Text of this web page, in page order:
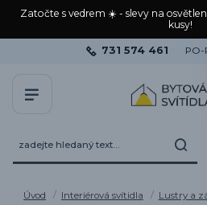
Zatočte s vedrem ☀️ - slevy na
kusy!
731 574 461 PO-
Úvod Interiérová svítidla Lustry a